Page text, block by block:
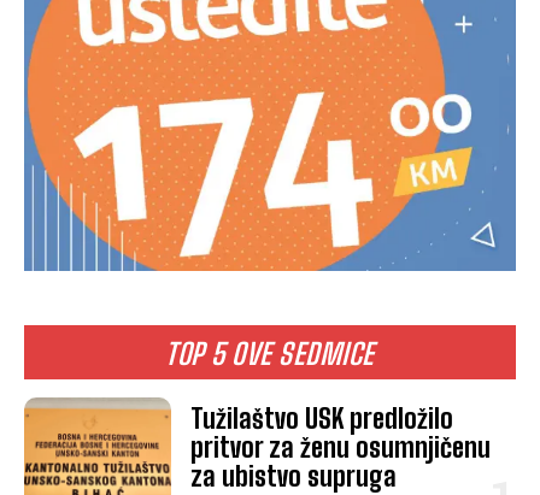
TOP 5 OVE SEDMICE
Tužilaštvo USK predložilo
pritvor za ženu osumnjičenu
za ubistvo supruga